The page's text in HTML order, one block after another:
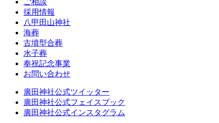
採用情報
八甲田山神社
海葬
古墳型合葬
水子葬
奉祝記念事業
お問い合わせ
廣田神社公式ツイッター
廣田神社公式フェイスブック
廣田神社公式インスタグラム